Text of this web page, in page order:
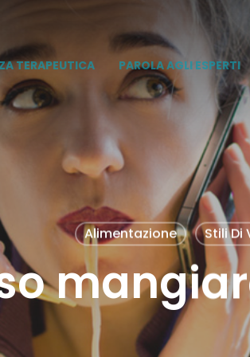
TERAPEUTICA PAROLA AGLI ESPERTI
Alimentazione Stili Di